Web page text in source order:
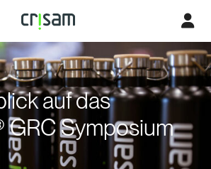
auf das
GRC Symposium